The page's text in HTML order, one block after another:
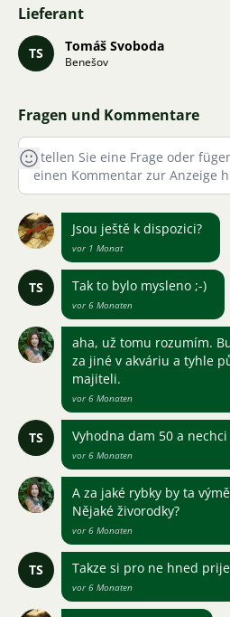
Lieferant
TS Tomáš Svoboda
Benešov
Fragen und Kommentare
Jsou ještě k dispozici?
vor 1 Monat
TS Tak to bylo mysleno ;-)
vor 6 Monaten
aha, už tomu rozumím.
za jiné v akváriu a tyhle
majiteli.
vor 6 Monaten
TS Vyhodna dam 50 a nechci
vor 6 Monaten
A za jaké rybky by ta
Nějaké živorodky?
vor 6 Monaten
TS Takze si pro ne hned
vor 6 Monaten